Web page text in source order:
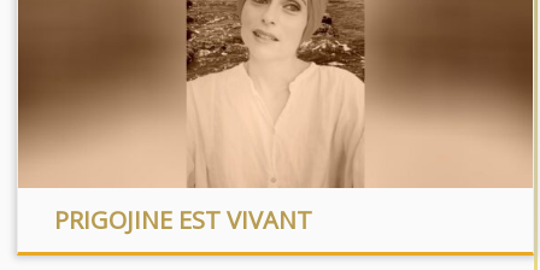
PRIGOJINE EST VIVANT